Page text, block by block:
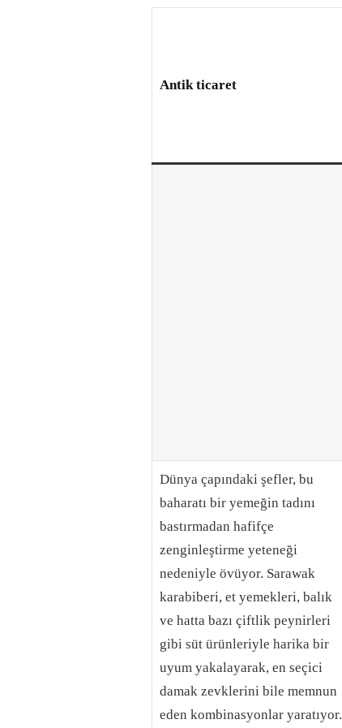
Antik ticaret
Dünya çapındaki şefler, bu
baharatı bir yemeğin tadını
bastırmadan hafifçe
zenginleştirme yeteneği
nedeniyle övüyor. Sarawak
karabiberi, et yemekleri, balık
ve hatta bazı çiftlik peynirleri
gibi süt ürünleriyle harika bir
uyum yakalayarak, en seçici
damak zevklerini bile memnun
eden kombinasyonlar yaratıyor.